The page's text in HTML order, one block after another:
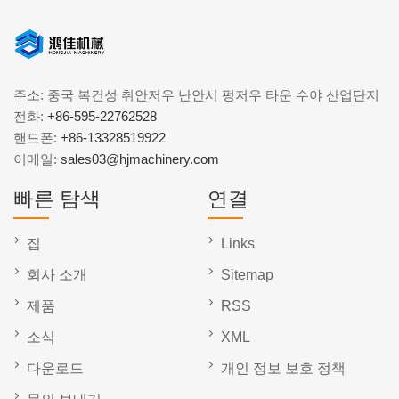
주소: 중국 복건성 취안저우 난안시 펑저우 타운 수야 산업단지
전화: +86-595-22762528
핸드폰: +86-13328519922
이메일: sales03@hjmachinery.com
빠른 탐색
집
회사 소개
제품
소식
다운로드
연결
Links
Sitemap
RSS
XML
개인 정보 보호 정책